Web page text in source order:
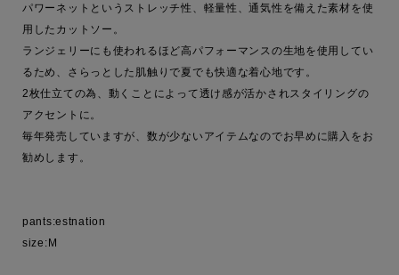
パワーネットというストレッチ性、軽量性、通気性を備えた素材を使
用したカットソー。
ランジェリーにも使われるほど高パフォーマンスの生地を使用してい
るため、さらっとした肌触りで夏でも快適な着心地です。
2枚仕立ての為、動くことによって透け感が活かされスタイリングの
アクセントに。
毎年発売していますが、数が少ないアイテムなのでお早めに購入をお
勧めします。
pants:estnation
size:M